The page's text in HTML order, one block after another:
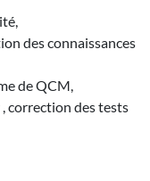
des connaissances
de QCM,
correction des tests